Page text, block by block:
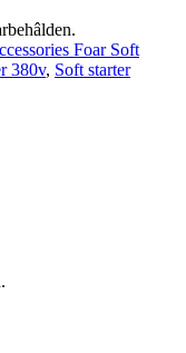
Foar Soft
380v, Soft starter